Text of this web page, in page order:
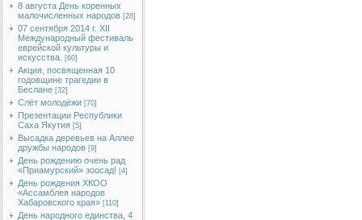
8 августа День коренных
малочисленных народов [28]
07 сентября 2014 г. XII
Международный фестиваль
еврейской культуры и
искусства.
[60]
Акция, посвященная 10
годовщине трагедии в
Беслане [32]
Слёт молодёжи [70]
Презентации Республики
Саха Якутия [5]
Высадка деревьев на Аллее
дружбы народов [9]
День рождению очень рад
«Приамурский» зоосад! [4]
День рождения ХКОО
«Ассамблея народов
Хабаровского края» [110]
День народного единства, 4